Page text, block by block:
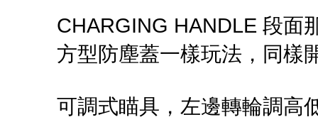
CHARGING HANDLE 段面
方型防塵蓋一樣玩法，同樣
可調式瞄具，左邊轉輪調高